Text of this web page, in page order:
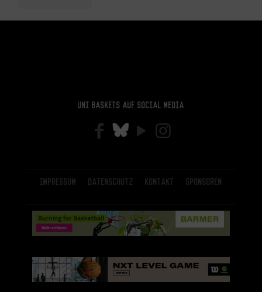
Uni Baskets auf Social Media
Impressum Datenschutz Kontakt Sponsoren